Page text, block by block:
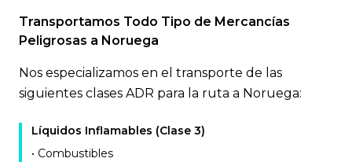
Transportamos Todo Tipo de Mercancías
Peligrosas a Noruega
Nos especializamos en el transporte de las
siguientes clases ADR para la ruta a Noruega:
Líquidos Inflamables (Clase 3)
• Combustibles